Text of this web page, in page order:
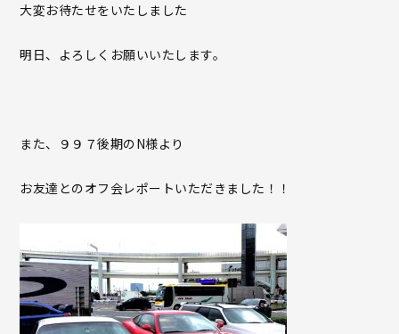
大変お待たせをいたしました
明日、よろしくお願いいたします。
また、９９７後期のN様より
お友達とのオフ会レポートいただきました！！